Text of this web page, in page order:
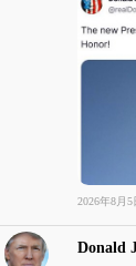
2026年8月
Donald